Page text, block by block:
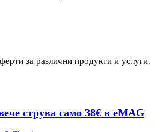
за различни продукти и услуги.
струва само 38€ в eMAG